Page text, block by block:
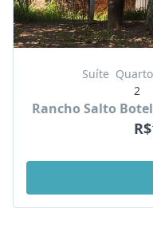
Suíte
2
Rancho Salto